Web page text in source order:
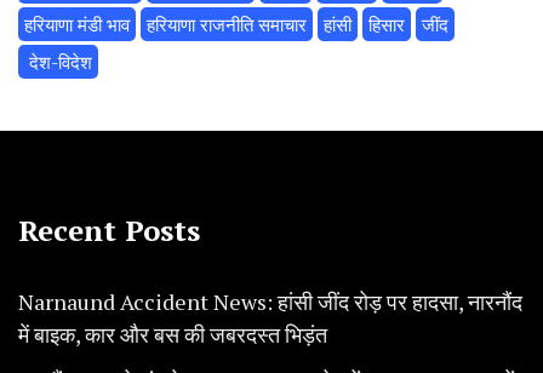
हरियाणा मंडी भाव
हरियाणा राजनीति समाचार हांसी हिसार
‌जींद
‌ देश-विदेश
Recent Posts
Narnaund Accident News: हांसी जींद रोड़ पर हादसा, नारनौंद
में बाइक, कार और बस की जबरदस्त भिड़ंत